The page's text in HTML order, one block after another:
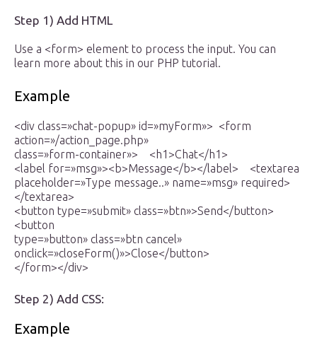
Step 1) Add HTML
Use a <form> element to process the input. You can
learn more about this in our PHP tutorial.
Example
<div class=»chat-popup» id=»myForm»> <form
action=»/action_page.php»
class=»form-container»> <h1>Chat</h1>
<label for=»msg»><b>Message</b></label> <textarea
placeholder=»Type message..» name=»msg» required>
</textarea>
<button type=»submit» class=»btn»>Send</button>
<button
type=»button» class=»btn cancel»
onclick=»closeForm()»>Close</button>
</form></div>
Step 2) Add CSS:
Example